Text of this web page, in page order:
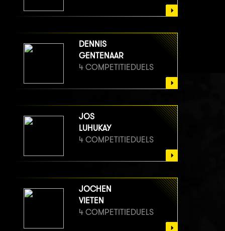
DENNIS
GENTENAAR
4 COMPETITIEDUELS
JOS
LUHUKAY
4 COMPETITIEDUELS
JOCHEN
VIETEN
4 COMPETITIEDUELS